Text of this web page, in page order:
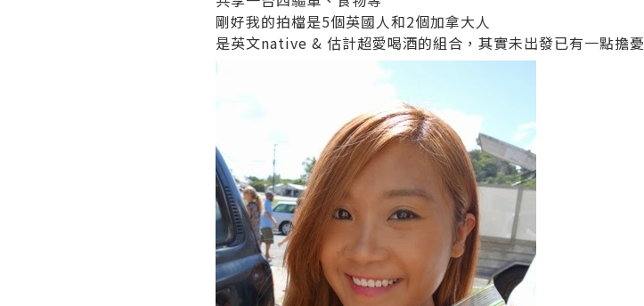
剛好我的拍檔是5個英國人和2個加拿大人
是英文native & 估計超愛喝酒的組合，其實未出發已有一點擔憂